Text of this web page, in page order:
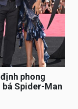
phong
Spider-Man